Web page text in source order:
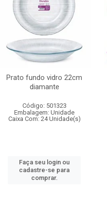
Prato fundo vidro 22cm
diamante
Código: 501323
Embalagem: Unidade
Caixa Com: 24 Unidade(s)
Faça seu login ou
cadastre-se para
comprar.